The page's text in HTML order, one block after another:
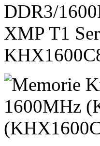
DDR3/
XMP T1